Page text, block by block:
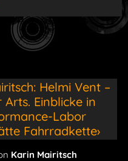
Helmi Vent –
Arts. Einblicke in
Labor
Fahrradkette›
Karin Mairitsch